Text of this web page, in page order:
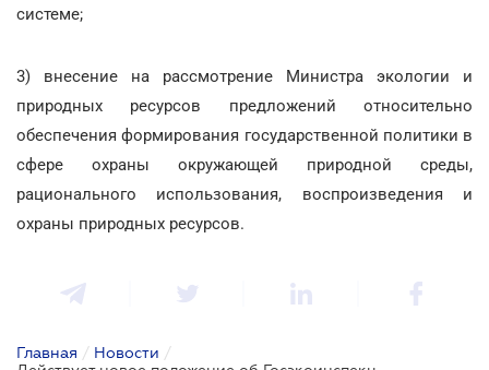
системе;
3) внесение на рассмотрение Министра экологии и
природных ресурсов предложений относительно
обеспечения формирования государственной политики в
сфере охраны окружающей природной среды,
рационального использования, воспроизведения и
охраны природных ресурсов.
Главная / Новости /